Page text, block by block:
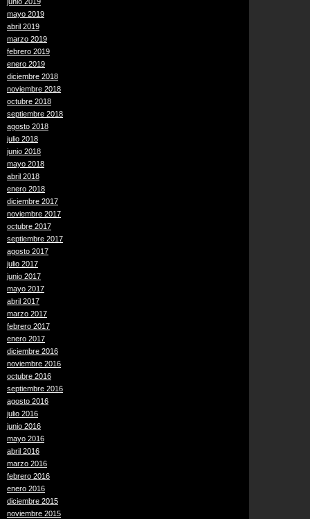
mayo 2019
abril 2019
marzo 2019
febrero 2019
enero 2019
diciembre 2018
noviembre 2018
octubre 2018
septiembre 2018
agosto 2018
julio 2018
junio 2018
mayo 2018
abril 2018
enero 2018
diciembre 2017
noviembre 2017
octubre 2017
septiembre 2017
agosto 2017
julio 2017
junio 2017
mayo 2017
abril 2017
marzo 2017
febrero 2017
enero 2017
diciembre 2016
noviembre 2016
octubre 2016
septiembre 2016
agosto 2016
julio 2016
junio 2016
mayo 2016
abril 2016
marzo 2016
febrero 2016
enero 2016
diciembre 2015
noviembre 2015